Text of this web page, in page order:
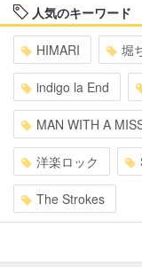
人気のキーワード
HIMARI 堀
indigo la End
MAN WITH A
洋楽ロック
The Strokes